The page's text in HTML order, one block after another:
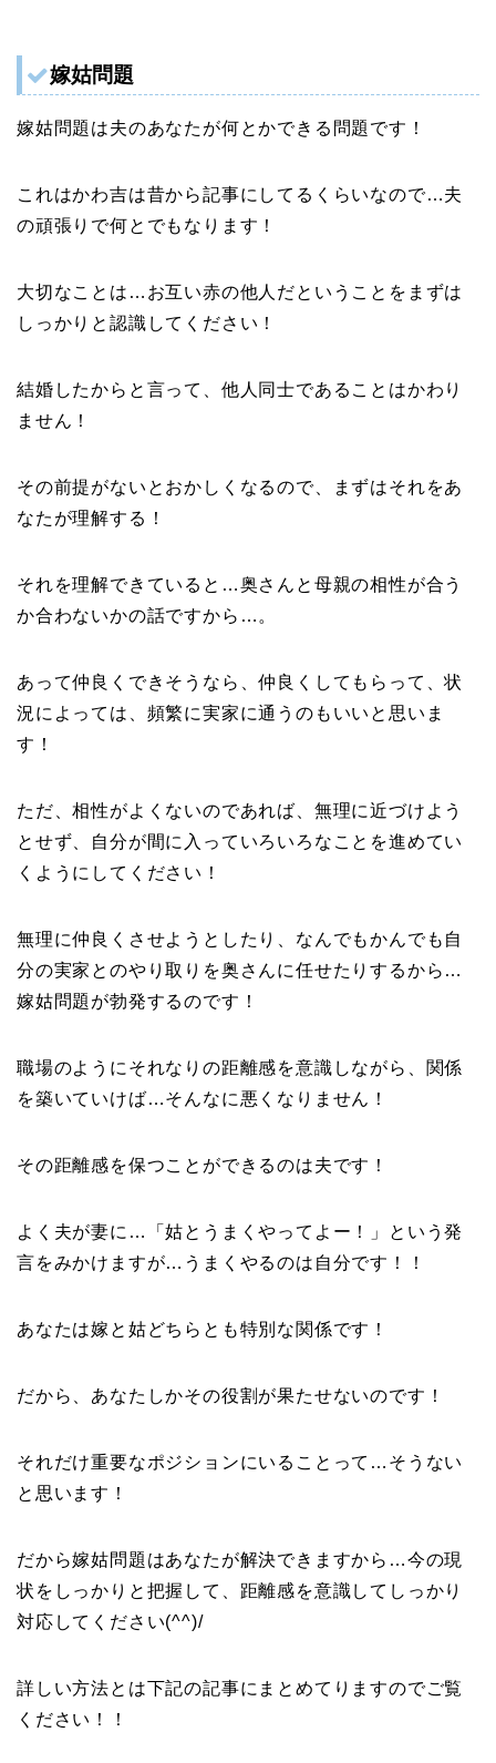
嫁姑問題
嫁姑問題は夫のあなたが何とかできる問題です！
これはかわ吉は昔から記事にしてるくらいなので…夫
の頑張りで何とでもなります！
大切なことは…お互い赤の他人だということをまずは
しっかりと認識してください！
結婚したからと言って、他人同士であることはかわり
ません！
その前提がないとおかしくなるので、まずはそれをあ
なたが理解する！
それを理解できていると…奥さんと母親の相性が合う
か合わないかの話ですから…。
あって仲良くできそうなら、仲良くしてもらって、状
況によっては、頻繁に実家に通うのもいいと思いま
す！
ただ、相性がよくないのであれば、無理に近づけよう
とせず、自分が間に入っていろいろなことを進めてい
くようにしてください！
無理に仲良くさせようとしたり、なんでもかんでも自
分の実家とのやり取りを奥さんに任せたりするから…
嫁姑問題が勃発するのです！
職場のようにそれなりの距離感を意識しながら、関係
を築いていけば…そんなに悪くなりません！
その距離感を保つことができるのは夫です！
よく夫が妻に…「姑とうまくやってよー！」という発
言をみかけますが…うまくやるのは自分です！！
あなたは嫁と姑どちらとも特別な関係です！
だから、あなたしかその役割が果たせないのです！
それだけ重要なポジションにいることって…そうない
と思います！
だから嫁姑問題はあなたが解決できますから…今の現
状をしっかりと把握して、距離感を意識してしっかり
対応してください(^^)/
詳しい方法とは下記の記事にまとめてりますのでご覧
ください！！